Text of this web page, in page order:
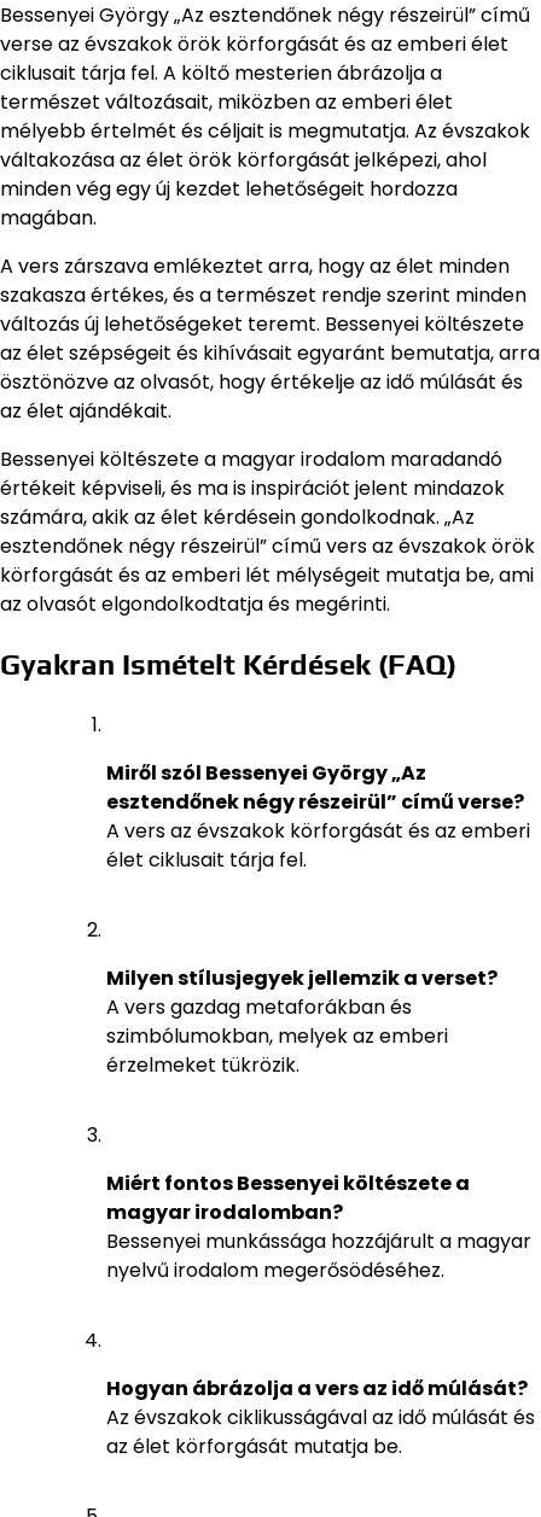
Bessenyei György „Az esztendőnek négy részeirül” című
verse az évszakok örök körforgását és az emberi élet
ciklusait tárja fel. A költő mesterien ábrázolja a
természet változásait, miközben az emberi élet
mélyebb értelmét és céljait is megmutatja. Az évszakok
váltakozása az élet örök körforgását jelképezi, ahol
minden vég egy új kezdet lehetőségeit hordozza
magában.
A vers zárszava emlékeztet arra, hogy az élet minden
szakasza értékes, és a természet rendje szerint minden
változás új lehetőségeket teremt. Bessenyei költészete
az élet szépségeit és kihívásait egyaránt bemutatja, arra
ösztönözve az olvasót, hogy értékelje az idő múlását és
az élet ajándékait.
Bessenyei költészete a magyar irodalom maradandó
értékeit képviseli, és ma is inspirációt jelent mindazok
számára, akik az élet kérdésein gondolkodnak. „Az
esztendőnek négy részeirül” című vers az évszakok örök
körforgását és az emberi lét mélységeit mutatja be, ami
az olvasót elgondolkodtatja és megérinti.
Gyakran Ismételt Kérdések (FAQ)
Miről szól Bessenyei György „Az
esztendőnek négy részeirül” című verse?
A vers az évszakok körforgását és az emberi
élet ciklusait tárja fel.
Milyen stílusjegyek jellemzik a verset?
A vers gazdag metaforákban és
szimbólumokban, melyek az emberi
érzelmeket tükrözik.
Miért fontos Bessenyei költészete a
magyar irodalomban?
Bessenyei munkássága hozzájárult a magyar
nyelvű irodalom megerősödéséhez.
Hogyan ábrázolja a vers az idő múlását?
Az évszakok ciklikusságával az idő múlását és
az élet körforgását mutatja be.